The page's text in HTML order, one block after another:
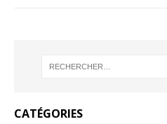
CATÉGORIES